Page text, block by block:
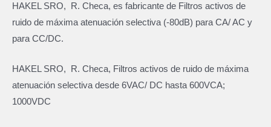
HAKEL SRO, R. Checa, es fabricante de Filtros activos de
ruido de máxima atenuación selectiva (-80dB) para CA/ AC y
para CC/DC.
HAKEL SRO, R. Checa, Filtros activos de ruido de máxima
atenuación selectiva desde 6VAC/ DC hasta 600VCA;
1000VDC